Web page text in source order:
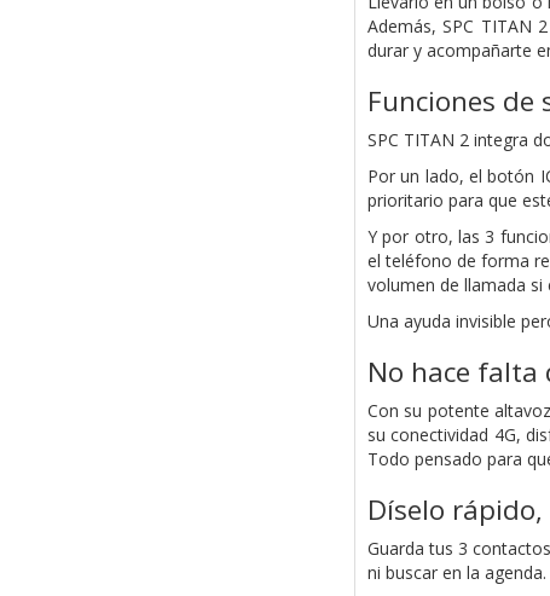
Además, SPC TITAN
durar y acompañarte
Funciones de
SPC TITAN 2 integra
Por un lado, el botón
prioritario para que
Y por otro, las 3
el teléfono de forma
volumen de llamada
Una ayuda invisible
No hace falta
Con su potente
su conectividad 4G,
Todo pensado para
Díselo
Guarda tus 3
ni buscar en la